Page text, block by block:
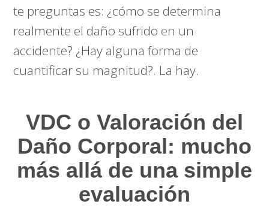
te preguntas es: ¿cómo se determina
realmente el daño sufrido en un
accidente? ¿Hay alguna forma de
cuantificar su magnitud?. La hay.
VDC o Valoración del
Daño Corporal: mucho
más allá de una simple
evaluación